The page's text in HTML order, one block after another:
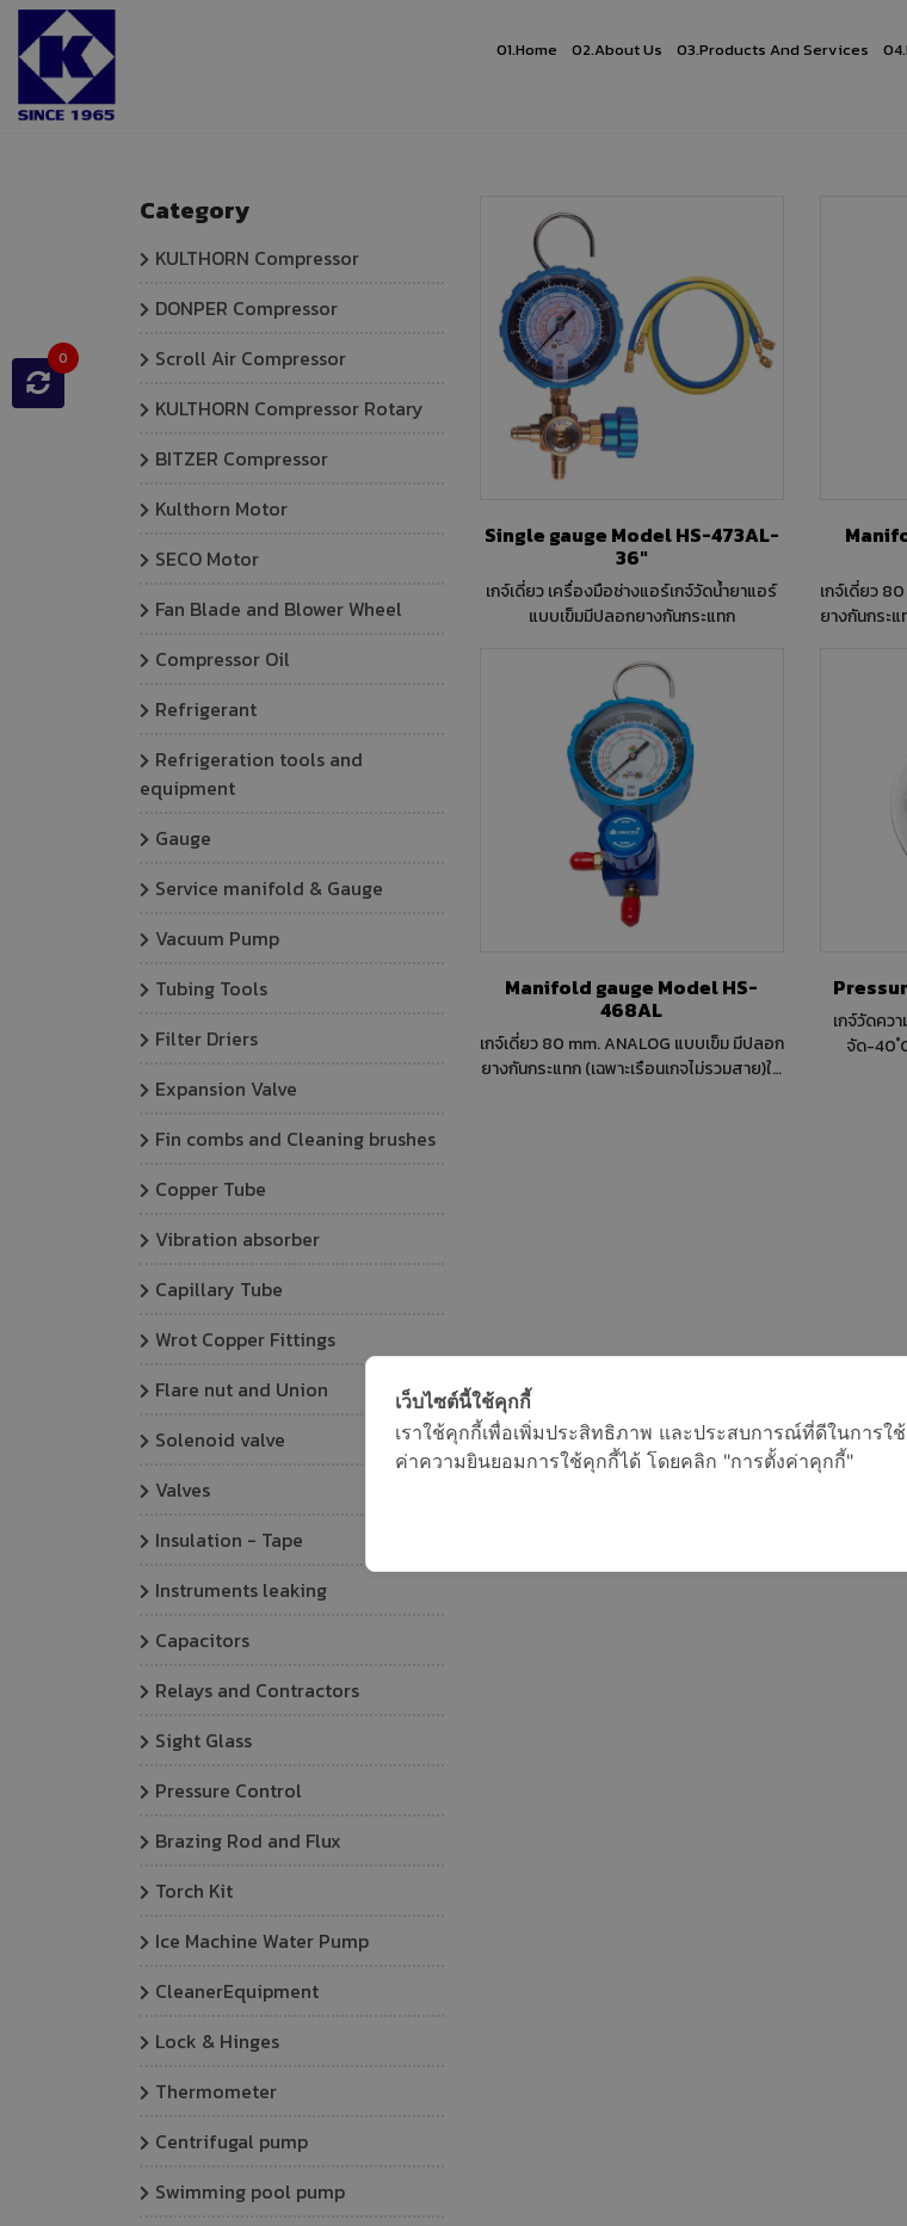
01.Home 02.About Us 03.Products And Services 04.
0
Category
KULTHORN Compressor
DONPER Compressor
Scroll Air Compressor
KULTHORN Compressor Rotary
BITZER Compressor
Kulthorn Motor
SECO Motor
Fan Blade and Blower Wheel
Compressor Oil
Refrigerant
Refrigeration tools and
equipment
Gauge
Service manifold & Gauge
Vacuum Pump
Tubing Tools
Filter Driers
Expansion Valve
Fin combs and Cleaning brushes
Copper Tube
Vibration absorber
Capillary Tube
Wrot Copper Fittings
Flare nut and Union
Solenoid valve
Valves
Insulation - Tape
Instruments leaking
Capacitors
Relays and Contractors
Sight Glass
Pressure Control
Brazing Rod and Flux
Torch Kit
Ice Machine Water Pump
CleanerEquipment
Lock & Hinges
Thermometer
Centrifugal pump
Swimming pool pump
Single gauge Model HS-473AL-
36"
เกจ์เดี่ยว เครื่องมือช่างแอร์เกจ์วัดน้ำยาแอร์
แบบเข็มมีปลอกยางกันกระแทก
เกจ์เดี่ยว
ยางกันกระแ
R410A,
Manifold gauge Model HS-
468AL
เกจ์เดี่ยว 80 mm. ANALOG แบบเข็ม มีปลอก
ยางกันกระแทก (เฉพาะเรือนเกจไม่รวมสาย)ใช้
เกจ์วัดคว
จัด-40
เว็บไซต์นี้ใช้คุกกี้
เราใช้คุกกี้เพื่อเพิ่มประสิทธิภาพ และประสบการณ์ที่ดีในการใ
ค่าความยินยอมการใช้คุกกี้ได้ โดยคลิก "การตั้งค่าคุกกี้"